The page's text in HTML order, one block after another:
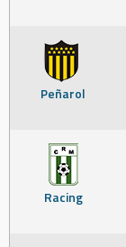
Peñarol
Racing